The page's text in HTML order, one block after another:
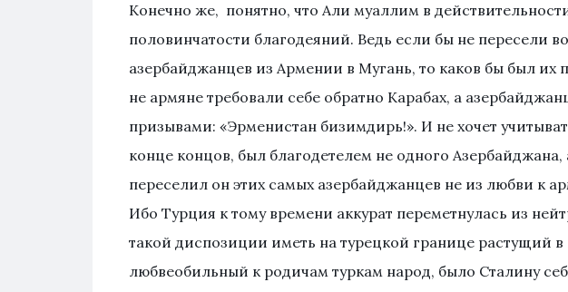
Конечно же, понятно, что Али муаллим в
половинчатости благодеяний. Ведь если бы не пересели
азербайджанцев из Армении в Мугань, то каков бы был их
не армяне требовали себе обратно Карабах, а
призывами: «Эрменистан бизимдирь!». И не хочет
конце концов, был благодетелем не одного
переселил он этих самых азербайджанцев не из любви к
Ибо Турция к тому времени аккурат переметнулась из
такой диспозиции иметь на турецкой границе растущий
любвеобильный к родичам туркам народ, было Сталину